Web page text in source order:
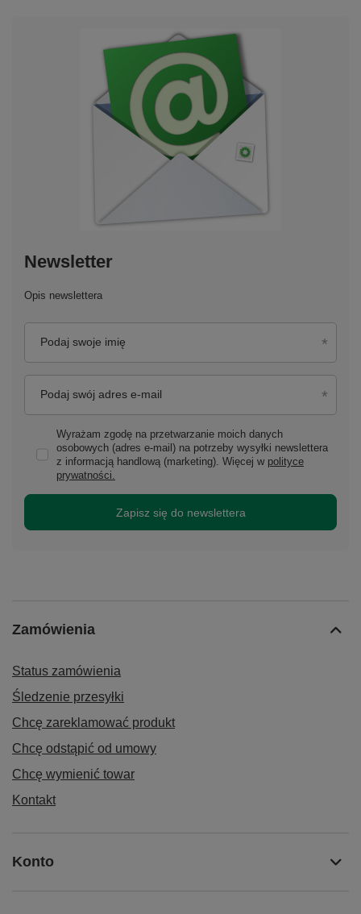
Newsletter
Opis newslettera
Podaj swoje imię
Podaj swój adres e-mail
Wyrażam zgodę na przetwarzanie moich danych
osobowych (adres e-mail) na potrzeby wysyłki newslettera
z informacją handlową (marketing). Więcej w polityce
prywatności.
Zapisz się do newslettera
Zamówienia
Status zamówienia
Śledzenie przesyłki
Chcę zareklamować produkt
Chcę odstąpić od umowy
Chcę wymienić towar
Kontakt
Konto